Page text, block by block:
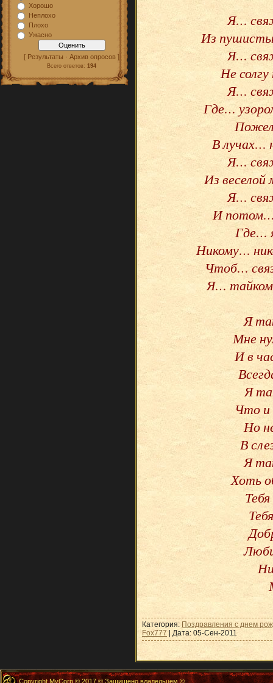
Хорошо
Неплохо
Плохо
Ужасно
[ Результаты · Архив опросов ]
Всего ответов: 194
Я…
Из
Я…
Не
Я…
Где…
В лучах…
Я…
Из
Я…
И
Где…
Никому…
Чтоб…
Я…
Я
Мне
И в
Я
Что и
Но
В
Я
Хоть
Категория: Поздравления с днем
Fox777 | Дата: 05-Сен-2011
Copyright MyCorp © 2017 © Защищено владельцем ©